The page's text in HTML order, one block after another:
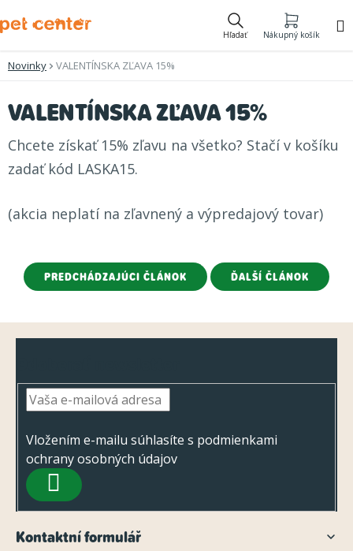
na
Hľadať Nákupný košík
Novinky VALENTÍNSKA ZĽAVA 15%
VALENTÍNSKA ZĽAVA 15%
Chcete získať 15% zľavu na všetko? Stačí v košíku
zadať kód LASKA15.
(akcia neplatí na zľavnený a výpredajový tovar)
PREDCHÁDZAJÚCI ČLÁNOK ĎALŠÍ ČLÁNOK
Vložením e-mailu súhlasíte s podmienkami
ochrany osobných údajov
PRIHLÁSIŤ
Kontaktní formulář